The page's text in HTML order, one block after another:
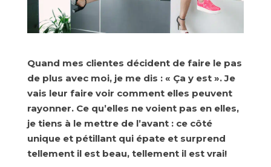
Quand mes clientes décident de faire le pas
de plus avec moi, je me dis : « Ça y est ». Je
vais leur faire voir comment elles peuvent
rayonner. Ce qu’elles ne voient pas en elles,
je tiens à le mettre de l’avant : ce côté
unique et pétillant qui épate et surprend
tellement il est beau, tellement il est vrai!